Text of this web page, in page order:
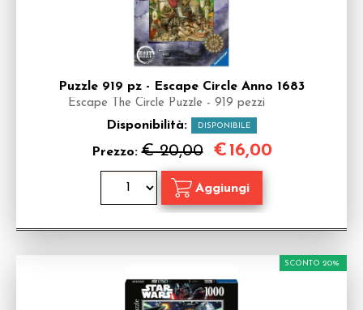
Puzzle 919 pz - Escape Circle Anno 1683
Escape The Circle Puzzle - 919 pezzi
Disponibilità: DISPONIBILE
Prezzo:€ 20,00 €16,00
SCONTO 20%